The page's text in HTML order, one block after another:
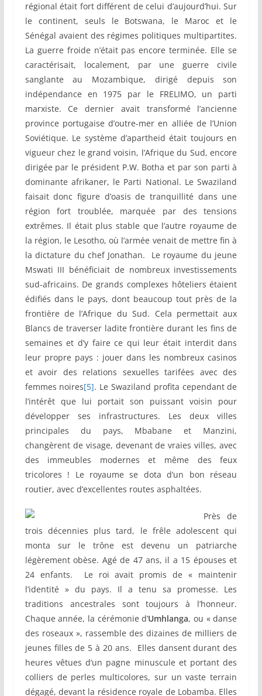
régional était fort différent de celui d’aujourd’hui. Sur
le continent, seuls le Botswana, le Maroc et le
Sénégal avaient des régimes politiques multipartites.
La guerre froide n’était pas encore terminée. Elle se
caractérisait, localement, par une guerre civile
sanglante au Mozambique, dirigé depuis son
indépendance en 1975 par le FRELIMO, un parti
marxiste. Ce dernier avait transformé l’ancienne
province portugaise d’outre-mer en alliée de l’Union
Soviétique. Le système d’apartheid était toujours en
vigueur chez le grand voisin, l’Afrique du Sud, encore
dirigée par le président P.W. Botha et par son parti à
dominante afrikaner, le Parti National. Le Swaziland
faisait donc figure d’oasis de tranquillité dans une
région fort troublée, marquée par des tensions
extrêmes. Il était plus stable que l’autre royaume de
la région, le Lesotho, où l’armée venait de mettre fin à
la dictature du chef Jonathan. Le royaume du jeune
Mswati III bénéficiait de nombreux investissements
sud-africains. De grands complexes hôteliers étaient
édifiés dans le pays, dont beaucoup tout près de la
frontière de l’Afrique du Sud. Cela permettait aux
Blancs de traverser ladite frontière durant les fins de
semaines et d’y faire ce qui leur était interdit dans
leur propre pays : jouer dans les nombreux casinos
et avoir des relations sexuelles tarifées avec des
femmes noires[5]. Le Swaziland profita cependant de
l’intérêt que lui portait son puissant voisin pour
développer ses infrastructures. Les deux villes
principales du pays, Mbabane et Manzini,
changèrent de visage, devenant de vraies villes, avec
des immeubles modernes et même des feux
tricolores ! Le royaume se dota d’un bon réseau
routier, avec d’excellentes routes asphaltées.
Près de
trois décennies plus tard, le frêle adolescent qui
monta sur le trône est devenu un patriarche
légèrement obèse. Agé de 47 ans, il a 15 épouses et
24 enfants. Le roi avait promis de « maintenir
l’identité » du pays. Il a tenu sa promesse. Les
traditions ancestrales sont toujours à l’honneur.
Chaque année, la cérémonie d’Umhlanga, ou « danse
des roseaux », rassemble des dizaines de milliers de
jeunes filles de 5 à 20 ans. Elles dansent durant des
heures vêtues d’un pagne minuscule et portant des
colliers de perles multicolores, sur un vaste terrain
dégagé, devant la résidence royale de Lobamba. Elles